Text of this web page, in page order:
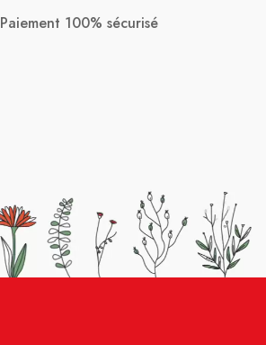
Paiement 100% sécurisé